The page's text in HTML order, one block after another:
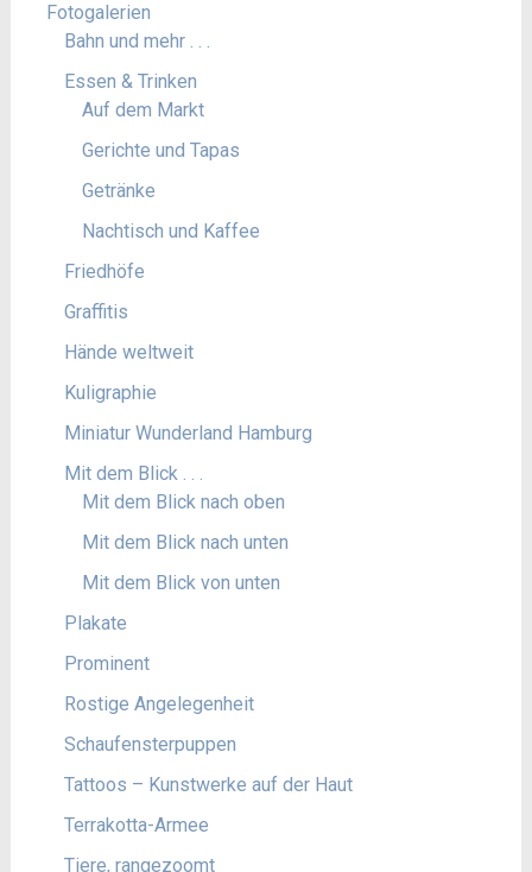
Fotogalerien
Bahn und mehr . . .
Essen & Trinken
Auf dem Markt
Gerichte und Tapas
Getränke
Nachtisch und Kaffee
Friedhöfe
Graffitis
Hände weltweit
Kuligraphie
Miniatur Wunderland Hamburg
Mit dem Blick . . .
Mit dem Blick nach oben
Mit dem Blick nach unten
Mit dem Blick von unten
Plakate
Prominent
Rostige Angelegenheit
Schaufensterpuppen
Tattoos – Kunstwerke auf der Haut
Terrakotta-Armee
Tiere, rangezoomt